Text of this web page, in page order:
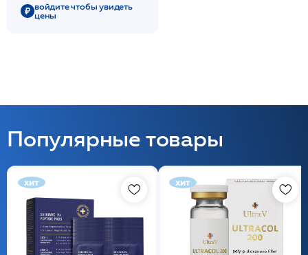
500мл /Stella Marina*
войдите чтобы увидеть
цены
Популярные товары
хит хит